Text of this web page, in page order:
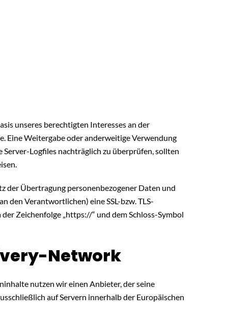
unseres berechtigten Interesses an der
Eine Weitergabe oder anderweitige Verwendung
Logfiles nachträglich zu überprüfen, sollten
der Übertragung personenbezogener Daten und
den Verantwortlichen) eine SSL-bzw. TLS-
Zeichenfolge „https://“ und dem Schloss-Symbol
Network
nutzen wir einen Anbieter, der seine
auf Servern innerhalb der Europäischen